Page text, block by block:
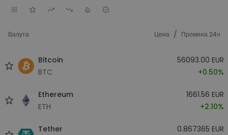
Валута Цена / Промяна 24ч
Bitcoin
BTC
56093.00 EUR
+0.50%
Ethereum
ETH
1661.56 EUR
+2.10%
Tether
0.867365 EUR